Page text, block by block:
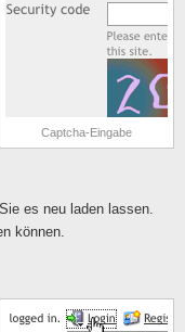
Captcha-Eingabe
es neu laden lassen.
können.